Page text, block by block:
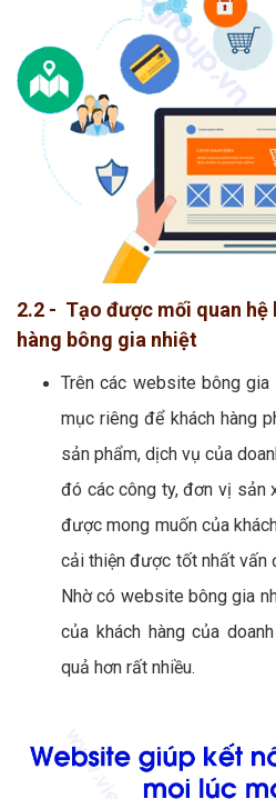
2.2 - Tạo được mối quan hệ
hàng bông gia nhiệt
Trên các website bông
mục riêng để khách hàng
sản phẩm, dịch vụ của
đó các công ty, đơn vị sản
được mong muốn của
cải thiện được tốt nhất vấn
Nhờ có website bông gia
của khách hàng của
quả hơn rất nhiều.